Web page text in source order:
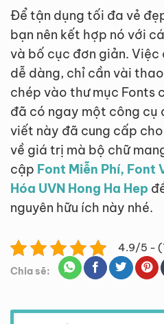
Để tận dụng tối đa vẻ
bạn nên kết hợp nó với
và bố cục đơn giản.
dễ dàng, chỉ cần vài
chép vào thư mục Fonts
đã có ngay một công cụ
viết này đã cung cấp
về giá trị mà bộ chữ
cập Font Miễn Phí, Font
Hóa UVN Hong Ha Hep
nguyên hữu ích này nhé.
4.9/5 -
Chia sẽ:
Tìm